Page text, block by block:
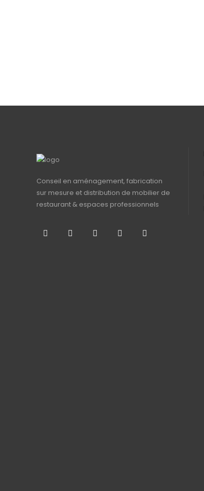
Conseil en aménagement, fabrication
sur mesure et distribution de mobilier de
restaurant & espaces professionnels